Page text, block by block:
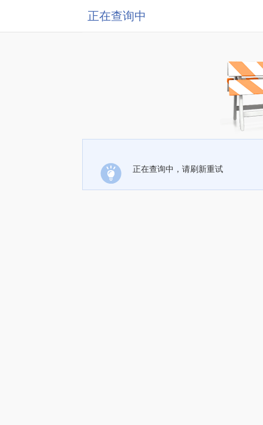
正在查询中
正在查询中，请刷新重试